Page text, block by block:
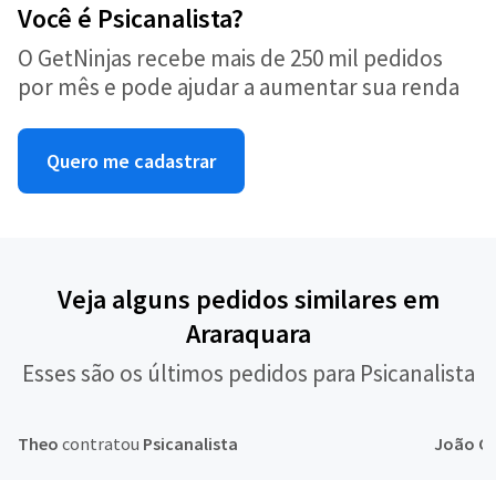
Você é Psicanalista?
O GetNinjas recebe mais de 250 mil pedidos
por mês e pode ajudar a aumentar sua renda
Quero me cadastrar
Veja alguns pedidos similares em
Araraquara
Esses são os últimos pedidos para Psicanalista
Theo contratou Psicanalista João